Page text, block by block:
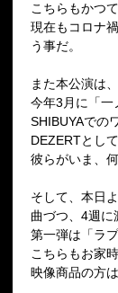
こちらもかつ
現在もコロナ
う事だ。
また本公演は
今年3 月に「
SHIBUYAでの
DEZERTとし
彼らがいま、
そして、本日
曲づつ、 4週に
第一弾は「ラ
こちらもお家
映像商品の方